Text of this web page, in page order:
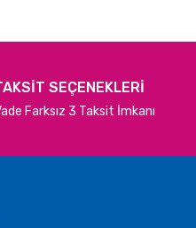
SEÇENEKLERİ
Farksız 3 Taksit İmkanı